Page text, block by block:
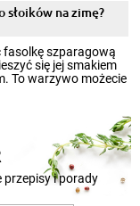
cieplejszych
słoików ze
zachować świeżość
słoików na zimę?
fasolkę szparagową
się jej smakiem
To warzywo możecie
przepisy i porady